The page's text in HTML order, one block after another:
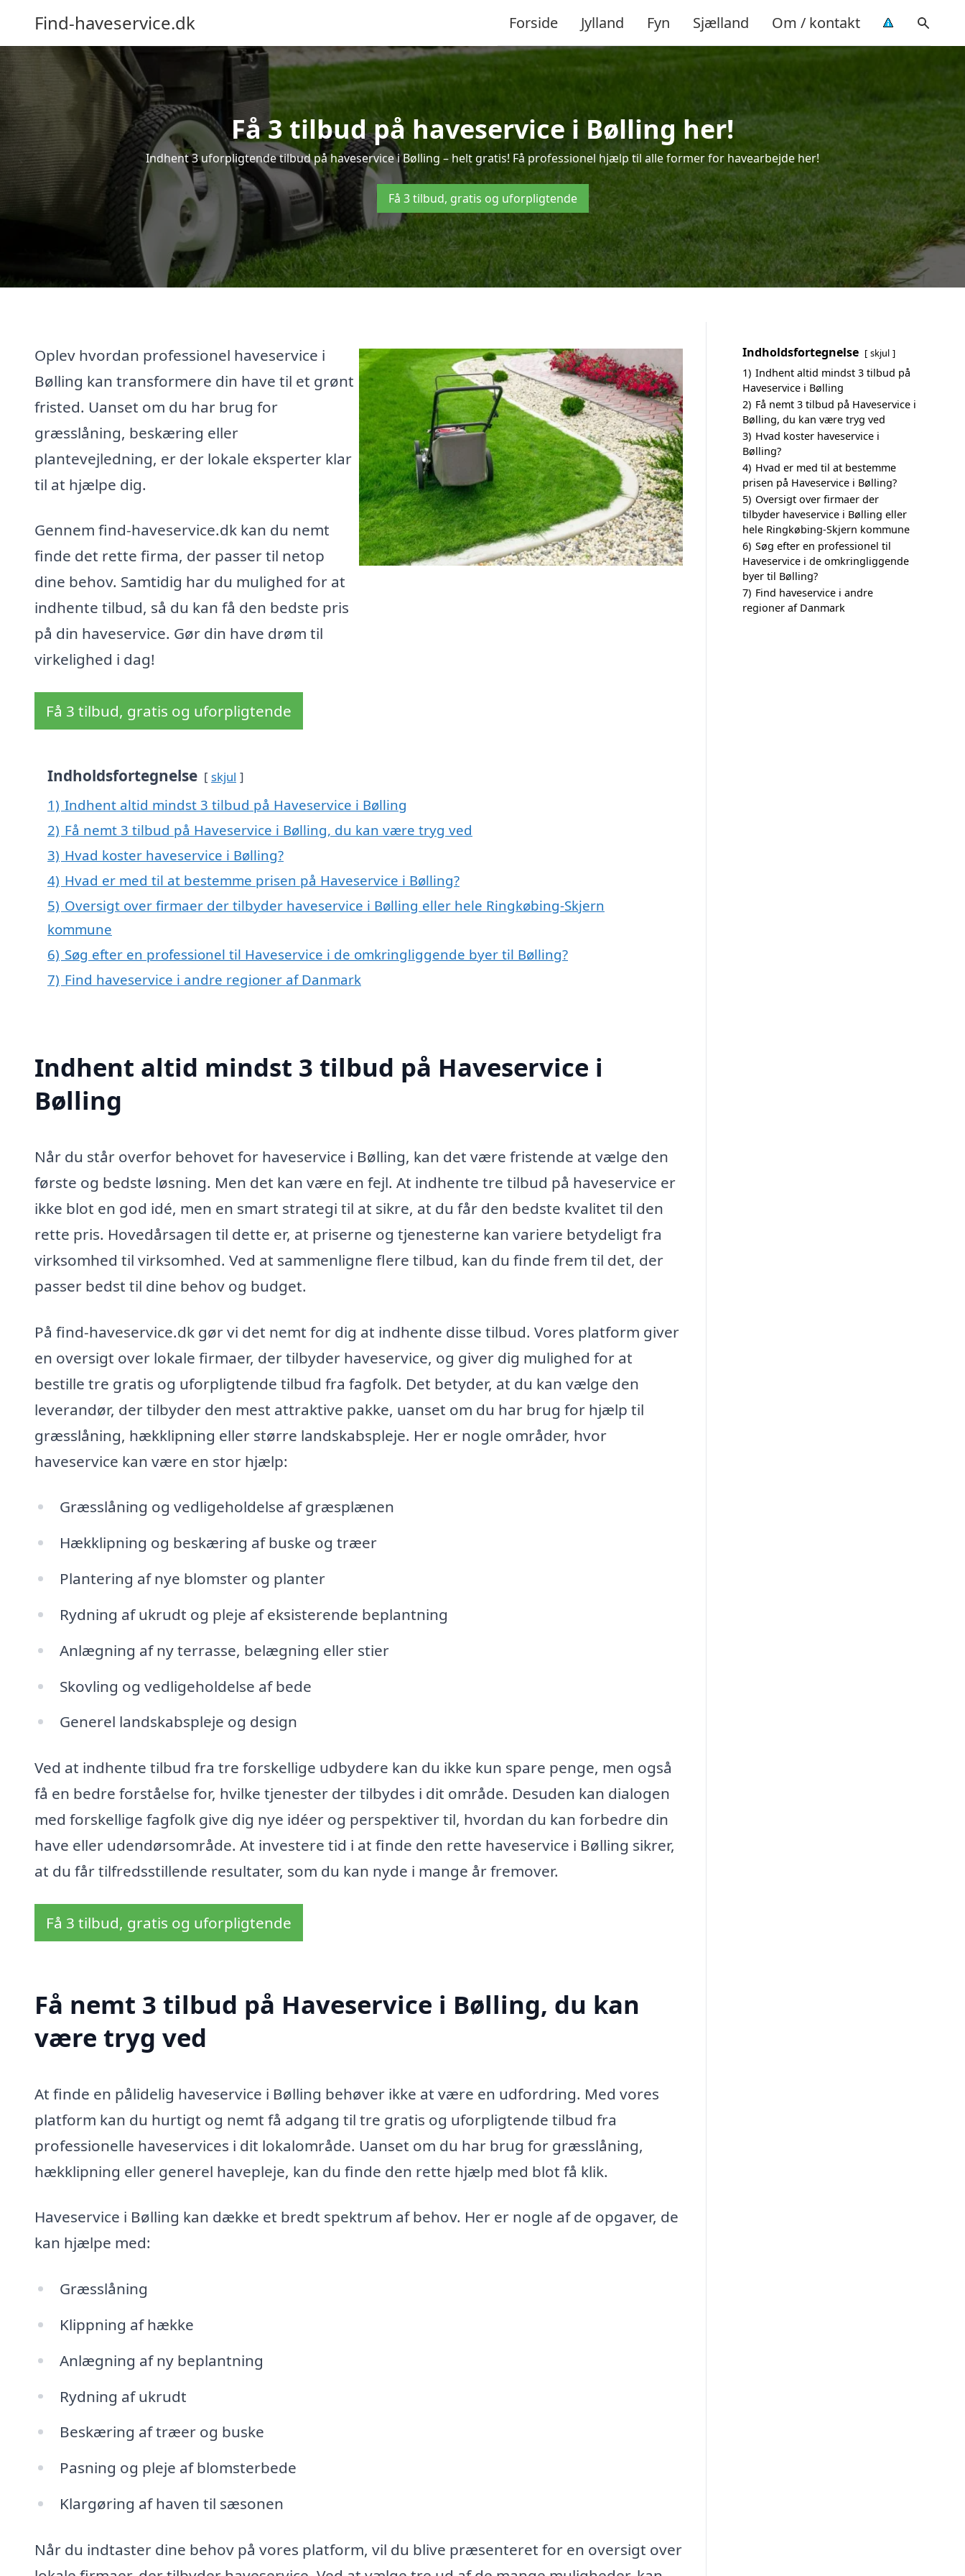
Find-haveservice.dk Forside Jylland Fyn Sjælland Om / kontakt
Få 3 tilbud på haveservice i Bølling her!
Indhent 3 uforpligtende tilbud på haveservice i Bølling – helt gratis! Få professionel hjælp til alle former for havearbejde her!
Få 3 tilbud, gratis og uforpligtende
Oplev hvordan professionel haveservice i
Bølling kan transformere din have til et grønt
fristed. Uanset om du har brug for
græsslåning, beskæring eller
plantevejledning, er der lokale eksperter klar
til at hjælpe dig.
Gennem find-haveservice.dk kan du nemt
finde det rette firma, der passer til netop
dine behov. Samtidig har du mulighed for at
indhente tilbud, så du kan få den bedste pris
på din haveservice. Gør din have drøm til
virkelighed i dag!
Få 3 tilbud, gratis og uforpligtende
Indholdsfortegnelse skjul
1) Indhent altid mindst 3 tilbud på Haveservice i Bølling
2) Få nemt 3 tilbud på Haveservice i Bølling, du kan være tryg ved
3) Hvad koster haveservice i Bølling?
4) Hvad er med til at bestemme prisen på Haveservice i Bølling?
5) Oversigt over firmaer der tilbyder haveservice i Bølling eller hele Ringkøbing-Skjern
kommune
6) Søg efter en professionel til Haveservice i de omkringliggende byer til Bølling?
7) Find haveservice i andre regioner af Danmark
Indhent altid mindst 3 tilbud på Haveservice i
Bølling
Når du står overfor behovet for haveservice i Bølling, kan det være fristende at vælge den
første og bedste løsning. Men det kan være en fejl. At indhente tre tilbud på haveservice er
ikke blot en god idé, men en smart strategi til at sikre, at du får den bedste kvalitet til den
rette pris. Hovedårsagen til dette er, at priserne og tjenesterne kan variere betydeligt fra
virksomhed til virksomhed. Ved at sammenligne flere tilbud, kan du finde frem til det, der
passer bedst til dine behov og budget.
På find-haveservice.dk gør vi det nemt for dig at indhente disse tilbud. Vores platform giver
en oversigt over lokale firmaer, der tilbyder haveservice, og giver dig mulighed for at
bestille tre gratis og uforpligtende tilbud fra fagfolk. Det betyder, at du kan vælge den
leverandør, der tilbyder den mest attraktive pakke, uanset om du har brug for hjælp til
græsslåning, hækklipning eller større landskabspleje. Her er nogle områder, hvor
haveservice kan være en stor hjælp:
Græsslåning og vedligeholdelse af græsplænen
Hækklipning og beskæring af buske og træer
Plantering af nye blomster og planter
Rydning af ukrudt og pleje af eksisterende beplantning
Anlægning af ny terrasse, belægning eller stier
Skovling og vedligeholdelse af bede
Generel landskabspleje og design
Ved at indhente tilbud fra tre forskellige udbydere kan du ikke kun spare penge, men også
få en bedre forståelse for, hvilke tjenester der tilbydes i dit område. Desuden kan dialogen
med forskellige fagfolk give dig nye idéer og perspektiver til, hvordan du kan forbedre din
have eller udendørsområde. At investere tid i at finde den rette haveservice i Bølling sikrer,
at du får tilfredsstillende resultater, som du kan nyde i mange år fremover.
Få 3 tilbud, gratis og uforpligtende
Få nemt 3 tilbud på Haveservice i Bølling, du kan
være tryg ved
At finde en pålidelig haveservice i Bølling behøver ikke at være en udfordring. Med vores
platform kan du hurtigt og nemt få adgang til tre gratis og uforpligtende tilbud fra
professionelle haveservices i dit lokalområde. Uanset om du har brug for græsslåning,
hækklipning eller generel havepleje, kan du finde den rette hjælp med blot få klik.
Haveservice i Bølling kan dække et bredt spektrum af behov. Her er nogle af de opgaver, de
kan hjælpe med:
Græsslåning
Klippning af hække
Anlægning af ny beplantning
Rydning af ukrudt
Beskæring af træer og buske
Pasning og pleje af blomsterbede
Klargøring af haven til sæsonen
Når du indtaster dine behov på vores platform, vil du blive præsenteret for en oversigt over
Indholdsfortegnelse skjul
1) Indhent altid mindst 3 tilbud på
Haveservice i Bølling
2) Få nemt 3 tilbud på Haveservice i
Bølling, du kan være tryg ved
3) Hvad koster haveservice i
Bølling?
4) Hvad er med til at bestemme
prisen på Haveservice i Bølling?
5) Oversigt over firmaer der
tilbyder haveservice i Bølling eller
hele Ringkøbing-Skjern kommune
6) Søg efter en professionel til
Haveservice i de omkringliggende
byer til Bølling?
7) Find haveservice i andre
regioner af Danmark